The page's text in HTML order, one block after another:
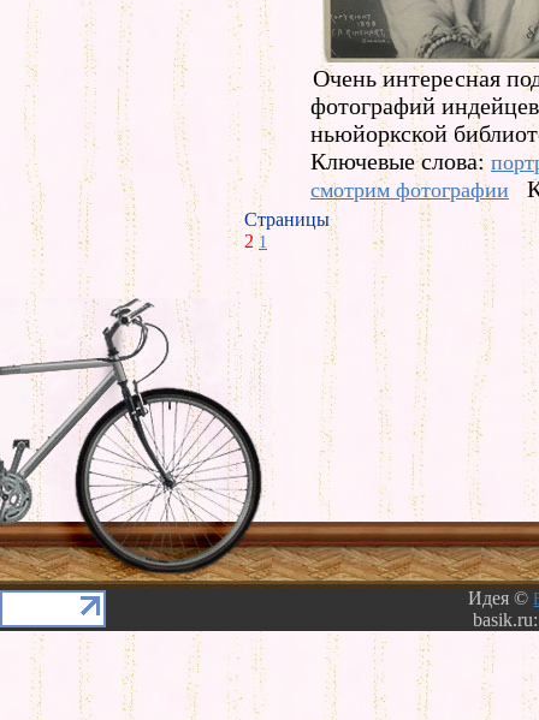
Очень интересная
фотографий
ньюйоркской
Ключевые слова:
смотрим фотографии
Страницы
2 1
Идея ©